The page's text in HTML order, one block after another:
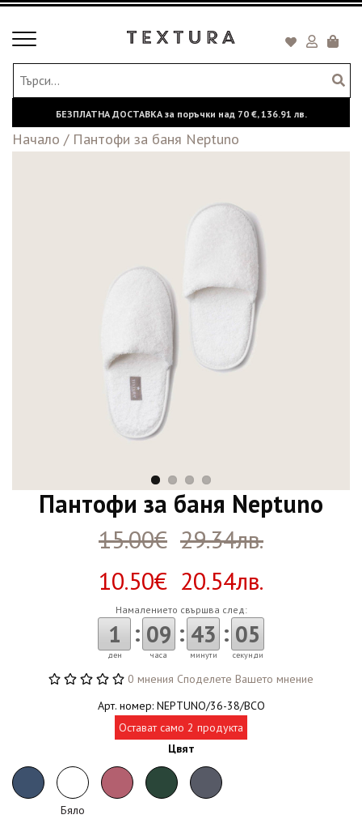
Toggle
БЕЗПЛАТНА ДОСТАВКА за поръчки над 70 €,136.91 лв.
Начало / Пантофи за баня Neptuno
Пантофи за баня Neptuno
15.00€ 29.34лв.
10.50€ 20.54лв.
Намалението свършва след:
1
ден
: 09
часа
: 43
минути
: 04
секунди
0 мнения Споделете Вашето мнение
Арт. номер: NEPTUNO/36-38/BCO
Остават само 2 продукта
Цвят
Бяло